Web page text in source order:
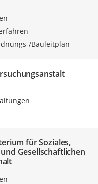
Bauleitplan
für Soziales,
Gesellschaftlichen